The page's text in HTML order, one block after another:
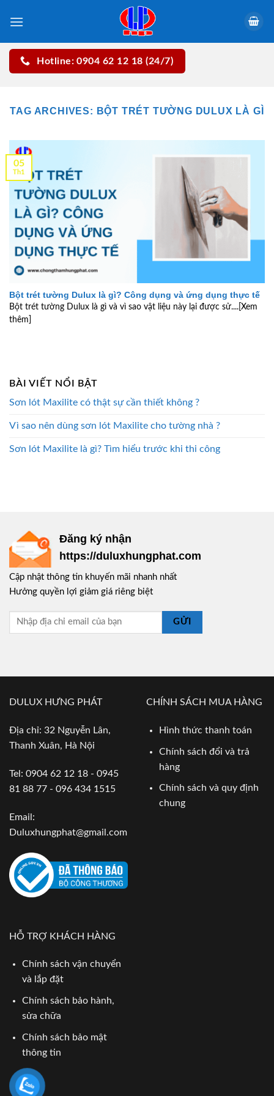
Hotline: 0904 62 12 18 (24/7)
TAG ARCHIVES: BỘT TRÉT TƯỜNG DULUX LÀ GÌ
Bột trét tường Dulux là gì? Công dụng và ứng dụng thực tế
Bột trét tường Dulux là gì và vì sao vật liệu này lại được sử....[Xem
thêm]
05
Th1
BÀI VIẾT NỔI BẬT
Sơn lót Maxilite có thật sự cần thiết không ?
Vì sao nên dùng sơn lót Maxilite cho tường nhà ?
Sơn lót Maxilite là gì? Tìm hiểu trước khi thi công
Đăng ký nhận
https://duluxhungphat.com
Cập nhật thông tin khuyến mãi nhanh nhất
Hưởng quyền lợi giảm giá riêng biệt
GỬI
DULUX HƯNG PHÁT
Địa chỉ: 32 Nguyễn Lân,
Thanh Xuân, Hà Nội
Tel: 0904 62 12 18 - 0945
81 88 77 - 096 434 1515
Email:
Duluxhungphat@gmail.com
CHÍNH SÁCH MUA HÀNG
Hình thức thanh toán
Chính sách đổi và trả
hàng
Chính sách và quy định
chung
HỖ TRỢ KHÁCH HÀNG
Chính sách vận chuyển
và lắp đặt
Chính sách bảo hành,
sửa chữa
Chính sách bảo mật
thông tin